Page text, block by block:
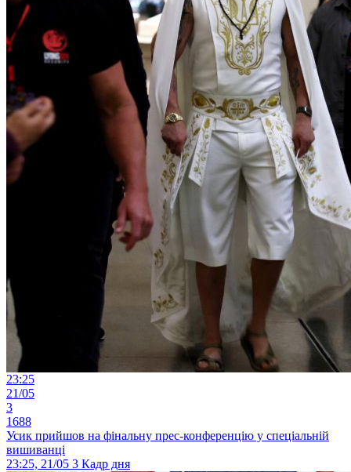
23:25
21/05
3
1688
Усик прийшов на фінальну прес-конференцію у спеціальній
вишиванці
23:25, 21/05 3 Кадр дня